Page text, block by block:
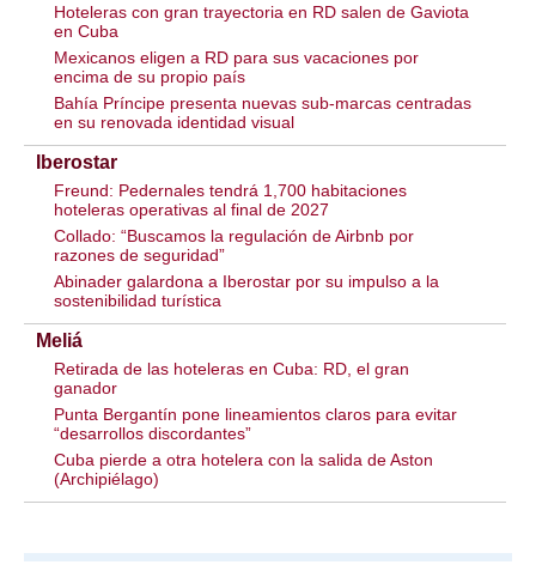
Hoteleras con gran trayectoria en RD salen de Gaviota
en Cuba
Mexicanos eligen a RD para sus vacaciones por
encima de su propio país
Bahía Príncipe presenta nuevas sub-marcas centradas
en su renovada identidad visual
Iberostar
Freund: Pedernales tendrá 1,700 habitaciones
hoteleras operativas al final de 2027
Collado: “Buscamos la regulación de Airbnb por
razones de seguridad”
Abinader galardona a Iberostar por su impulso a la
sostenibilidad turística
Meliá
Retirada de las hoteleras en Cuba: RD, el gran
ganador
Punta Bergantín pone lineamientos claros para evitar
“desarrollos discordantes”
Cuba pierde a otra hotelera con la salida de Aston
(Archipiélago)